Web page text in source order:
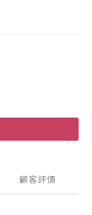
顧客評價